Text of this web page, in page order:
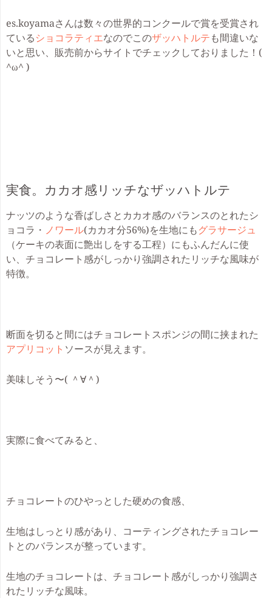
es.koyamaさんは数々の世界的コンクールで賞を受賞され
ているショコラティエなのでこのザッハトルテも間違いな
いと思い、販売前からサイトでチェックしておりました！(
^ω^ )
実食。カカオ感リッチなザッハトルテ
ナッツのような香ばしさとカカオ感のバランスのとれたシ
ョコラ・ ノワール(カカオ分56%)を生地にもグラサージュ
（ケーキの表面に艶出しをする工程）にもふんだんに使
い、チョコレート感がしっかり強調されたリッチな風味が
特徴。
断面を切ると間にはチョコレートスポンジの間に挟まれた
アプリコット ソースが見えます。
美味しそう〜( ＾∀＾)
実際に食べてみると、
チョコレートのひやっとした硬めの食感、
生地はしっとり感があり、コーティングされたチョコレー
トとのバランスが整っています。
生地のチョコレートは、 チョコレート感がしっかり強調さ
れたリッチな風味。